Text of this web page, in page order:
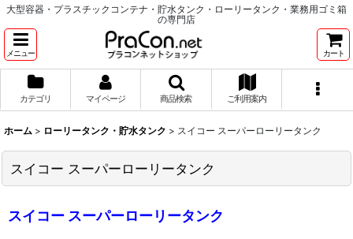
大型容器・プラスチックコンテナ・貯水タンク・ローリータンク・業務用ゴミ箱
の専門店
メニュー カート
カテゴリ マイページ 商品検索 ご利用案内
ホーム > ローリータンク・貯水タンク > スイコー スーパーローリータンク
スイコー スーパーローリータンク
スイコー スーパーローリータンク